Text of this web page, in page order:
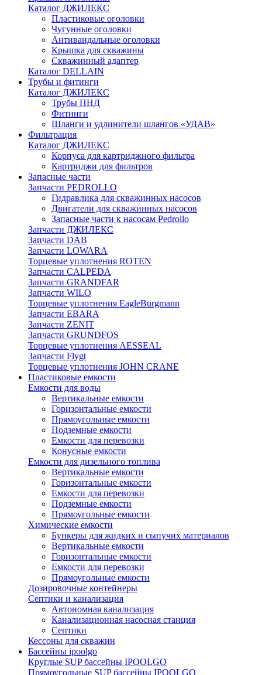
Каталог ДЖИЛЕКС
Пластиковые оголовки
Чугунные оголовки
Антивандальные оголовки
Крышка для скважины
Скважинный адаптер
Каталог DELLAIN
Трубы и фитинги
Каталог ДЖИЛЕКС
Трубы ПНД
Фитинги
Шланги и удлинители шлангов «УДАВ»
Фильтрация
Каталог ДЖИЛЕКС
Корпуса для картриджного фильтра
Картриджи для фильтров
Запасные части
Запчасти PEDROLLO
Гидравлика для скважинных насосов
Двигатели для скважинных насосов
Запасные части к насосам Pedrollo
Запчасти ДЖИЛЕКС
Запчасти DAB
Запчасти LOWARA
Торцевые уплотнения ROTEN
Запчасти CALPEDA
Запчасти GRANDFAR
Запчасти WILO
Торцевые уплотнения EagleBurgmann
Запчасти EBARA
Запчасти ZENIT
Запчасти GRUNDFOS
Торцевые уплотнения AESSEAL
Запчасти Flygt
Торцевые уплотнения JOHN CRANE
Пластиковые емкости
Емкости для воды
Вертикальные емкости
Горизонтальные емкости
Прямоугольные емкости
Подземные емкости
Емкости для перевозки
Конусные емкости
Емкости для дизельного топлива
Вертикальные емкости
Горизонтальные емкости
Емкости для перевозки
Подземные емкости
Прямоугольные емкости
Химические емкости
Бункеры для жидких и сыпучих материалов
Вертикальные емкости
Горизонтальные емкости
Емкости для перевозки
Прямоугольные емкости
Дозировочные контейнеры
Септики и канализация
Автономная канализация
Канализационная насосная станция
Септики
Кессоны для скважин
Бассейны ipoolgo
Круглые SUP бассейны IPOOLGO
Прямоугольные SUP бассейны IPOOLGO